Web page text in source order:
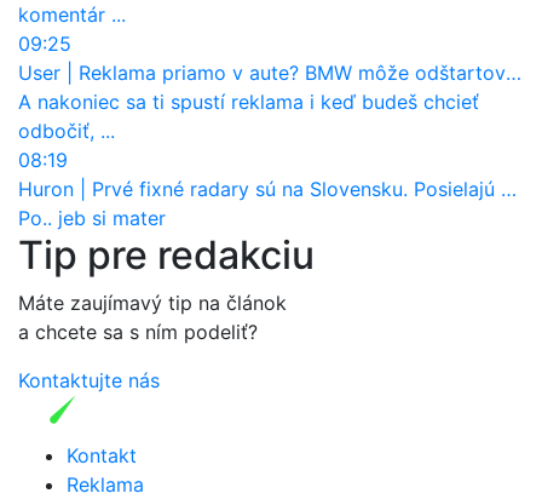
komentár ...
09:25
User
Reklama priamo v aute? BMW môže odštartovať nový trend
A nakoniec sa ti spustí reklama i keď budeš chcieť
odbočiť, ...
08:19
Huron
Prvé fixné radary sú na Slovensku. Posielajú už pokuty? Ukáže ich Waze?
Po.. jeb si mater
Tip pre redakciu
Máte zaujímavý tip na článok
a chcete sa s ním podeliť?
Kontaktujte nás
Kontakt
Reklama